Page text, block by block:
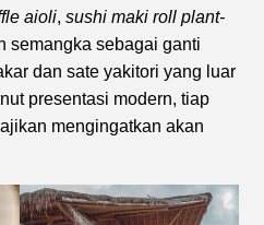
aioli, sushi maki roll plant-
semangka sebagai ganti
dan sate yakitori yang luar
presentasi modern, tiap
mengingatkan akan